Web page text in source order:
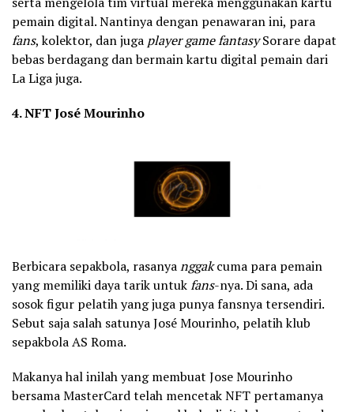
pemain digital. Nantinya dengan penawaran ini, para
fans, kolektor, dan juga player game fantasySorare dapat
bebas berdagang dan bermain kartu digital pemain dari
La Liga juga.
4. NFT José Mourinho
Berbicara sepakbola, rasanyanggakcuma para pemain
yang memiliki daya tarik untukfans-nya. Di sana, ada
sosok figur pelatih yang juga punya fansnya tersendiri.
Sebut saja salah satunya José Mourinho, pelatih klub
sepakbola AS Roma.
Makanya hal inilah yang membuat Jose Mourinho
bersama MasterCard telah mencetak NFT pertamanya